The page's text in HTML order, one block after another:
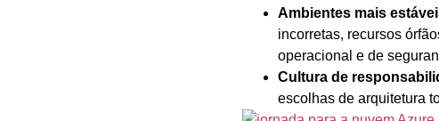
Ambientes mais
incorretas, recursos
operacional e de
Cultura de
escolhas de arquitetura